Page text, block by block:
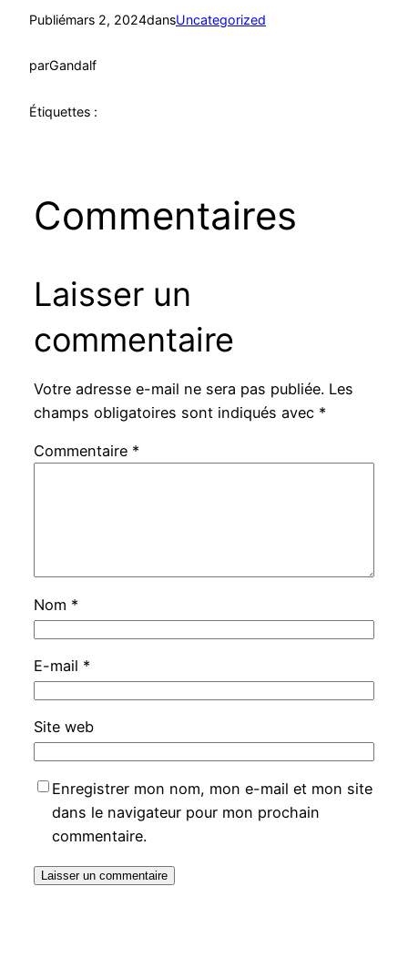
Publiémars 2, 2024dansUncategorized
parGandalf
Étiquettes :
Commentaires
Laisser un
commentaire
Votre adresse e-mail ne sera pas publiée. Les
champs obligatoires sont indiqués avec *
Commentaire *
Nom *
E-mail *
Site web
Enregistrer mon nom, mon e-mail et mon site
dans le navigateur pour mon prochain
commentaire.